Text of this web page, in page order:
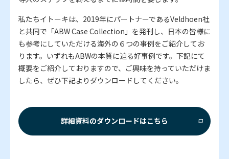
私たちイトーキは、2019年にパートナーであるVeldhoen社
と共同で「ABW Case Collection」を発刊し、日本の皆様に
も参考にしていただける海外の６つの事例をご紹介してお
ります。いずれもABWの本質に迫る好事例です。下記にて
概要をご紹介しておりますので、ご興味を持っていただけま
したら、ぜひ下記よりダウンロードしてください。
詳細資料のダウンロードはこちら